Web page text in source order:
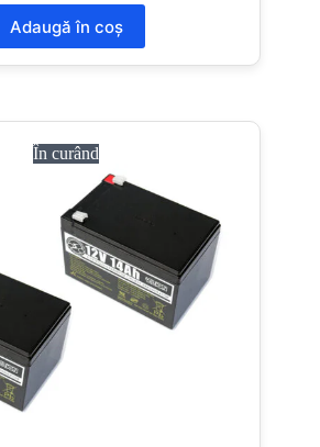
Adaugă în coș
În curând